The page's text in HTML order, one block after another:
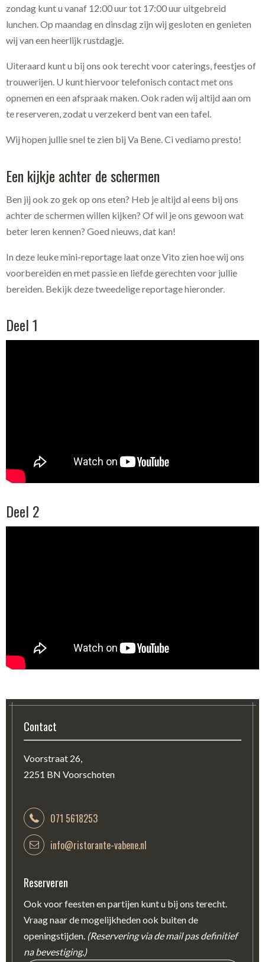
zondag kunt u vanaf 12:00 uur tot 17:00 uur uitgebreid
lunchen. Op maandag en dinsdag zijn wij gesloten en genieten
wij van een heerlijk rustdagje.
Uiteraard kunt u bij ons ook terecht voor caterings, feestjes of
trouwerijen. U kunt hiervoor telefonisch contact met ons
opnemen en een afspraak maken. Ook raden wij altijd aan om
te reserveren, zodat u verzekerd bent van een tafel.
Wij hopen jullie snel te zien bij Va Bene. Ci vediamo presto!
Een kijkje achter de schermen
Ben jij ook zo gek op ons eten? Heb je altijd al eens bij ons
achter de schermen willen kijken? Of wil je ons gewoon wat
beter leren kennen? Goed nieuws, dat kan!
In deze leuke mini-reportage laat onze Vito zien hoe wij ons
voorbereiden en met passie en liefde gerechten voor jullie
bereiden. Bekijk deze tweedelige reportage hieronder.
Deel 1
Deel 2
Contact
Voorstraat 26,
2251 BN Voorschoten
071 5618253
info@ristorante-vabene.nl
Reserveren
Ook voor feesten en partijen kunt u bij ons terecht.
Vraag naar de mogelijkheden ook buiten de
openingstijden. (Reservering via de mail pas definitief
na bevestiging.)